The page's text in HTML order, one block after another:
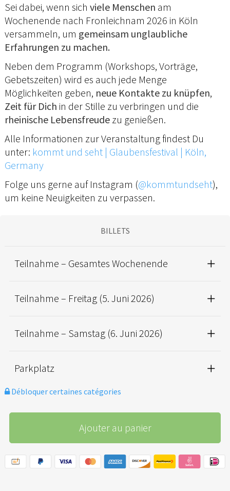
Sei dabei, wenn sich viele Menschen am
Wochenende nach Fronleichnam 2026 in Köln
versammeln, um gemeinsam unglaubliche
Erfahrungen zu machen.
Neben dem Programm (Workshops, Vorträge,
Gebetszeiten) wird es auch jede Menge
Möglichkeiten geben, neue Kontakte zu knüpfen,
Zeit für Dich in der Stille zu verbringen und die
rheinische Lebensfreude zu genießen.
Alle Informationen zur Veranstaltung findest Du
unter: kommt und seht | Glaubensfestival | Köln,
Germany
Folge uns gerne auf Instagram (@kommtundseht),
um keine Neuigkeiten zu verpassen.
BILLETS
Teilnahme – Gesamtes Wochenende
Teilnahme – Freitag (5. Juni 2026)
Teilnahme – Samstag (6. Juni 2026)
Parkplatz
Débloquer certaines catégories
Ajouter au panier